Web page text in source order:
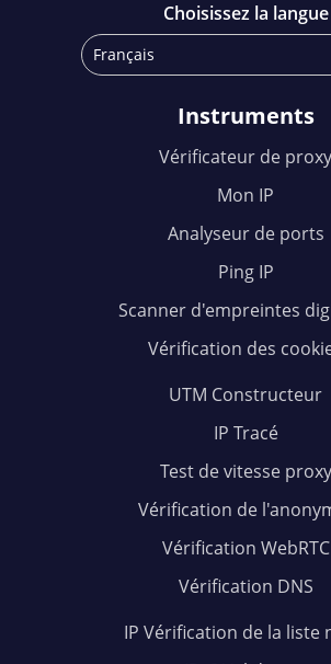
Choisissez la langue
Français
Instruments
Vérificateur de proxy
Mon IP
Analyseur de ports
Ping IP
Scanner d'empreintes
Vérification des
UTM Constructeur
IP Tracé
Test de vitesse proxy
Vérification de
Vérification WebRTC
Vérification DNS
IP Vérification de la liste